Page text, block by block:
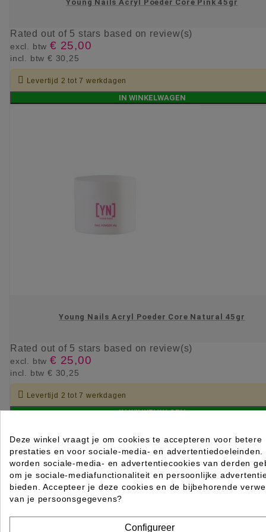
Young Nails Acryl Poeder Core Pink 45gr
Rated out of 5 stars based on review(s)
excl. btw € 25,00
incl. btw € 30,25
 Levertijd 2 tot 7 werkdagen
IN WINKELWAGEN
Young Nails Acryl Poeder Core Natural 45gr
Rated out of 5 stars based on review(s)
excl. btw € 25,00
incl. btw € 30,25
 Levertijd 2 tot 7 werkdagen
IN WINKELWAGEN
Deze winkel vraagt je om cookies te accepteren voor betere
prestaties en voor sociale-media- en advertentiedoeleinden.
worden sociale-media- en advertentiecookies van derden
om je sociale-mediafunctionaliteit en persoonlijke
bieden. Accepteer je deze cookies en de bijbehorende
van je persoonsgegevens?
Configureer